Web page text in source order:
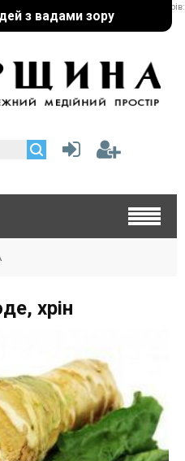
з вадами зору
реклама партнерів:
хрін